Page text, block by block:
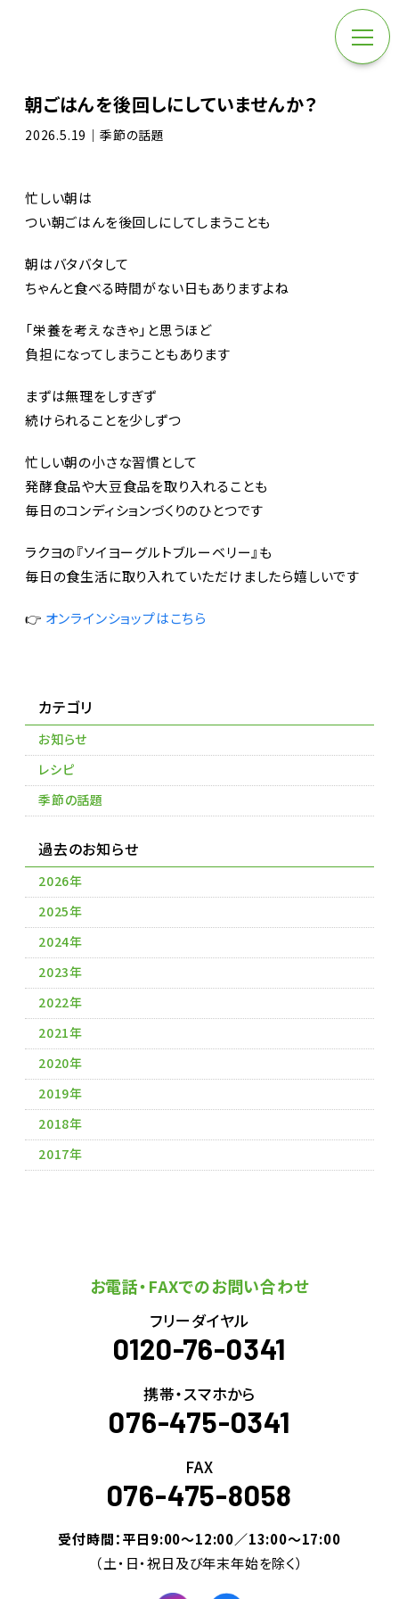
朝ごはんを後回しにしていませんか？
2026.5.19｜季節の話題
忙しい朝は
つい朝ごはんを後回しにしてしまうことも
朝はバタバタして
ちゃんと食べる時間がない日もありますよね
「栄養を考えなきゃ」と思うほど
負担になってしまうこともあります
まずは無理をしすぎず
続けられることを少しずつ
忙しい朝の小さな習慣として
発酵食品や大豆食品を取り入れることも
毎日のコンディションづくりのひとつです
ラクヨの『ソイヨーグルトブルーベリー』も
毎日の食生活に取り入れていただけましたら嬉しいです
👉 オンラインショップはこちら
カテゴリ
お知らせ
レシピ
季節の話題
過去のお知らせ
2026年
2025年
2024年
2023年
2022年
2021年
2020年
2019年
2018年
2017年
お電話・FAXでのお問い合わせ
フリーダイヤル
0120-76-0341
携帯・スマホから
076-475-0341
FAX
076-475-8058
受付時間：平日9:00～12:00／13:00～17:00
（土・日・祝日及び年末年始を除く）